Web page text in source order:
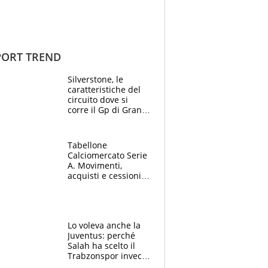
TREND
Silverstone, le
caratteristiche del
circuito dove si
corre il Gp di Gran
Tabellone
Calciomercato Serie
A. Movimenti,
acquisti e cessioni:
Lo voleva anche la
Juventus: perché
Salah ha scelto il
Trabzonspor invece